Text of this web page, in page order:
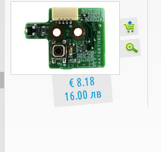
€ 8.18
16.00 лв